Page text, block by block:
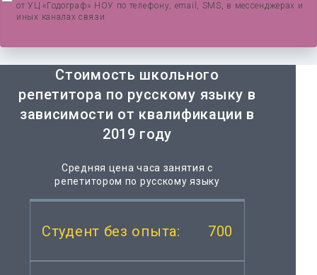
от УЦ «Годограф» НОУ по телефону, email, SMS, в мессенджерах и
иных каналах связи
Стоимость школьного
репетитора по русскому языку в
зависимости от квалификации в
2019 году
Средняя цена часа занятия с
репетитором по русскому языку
700